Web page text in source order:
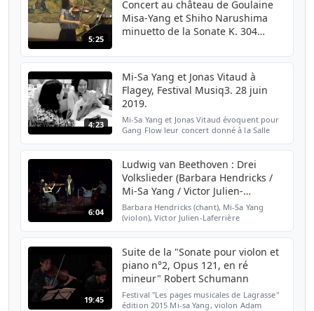
5:25
Concert au château de Goulaine
Misa-Yang et Shiho Narushima
minuetto de la Sonate K. 304
4:23
Mi-Sa Yang et Jonas Vitaud à
Flagey, Festival Musiq3. 28 juin
2019.
Mi-Sa Yang et Jonas Vitaud évoquent pour
Gang Flow leur concert donné à la Salle
piano de Mozart, e...
6:04
Ludwig van Beethoven : Drei
Volkslieder (Barbara Hendricks /
Mi-Sa Yang / Victor Julien-
Laferrièr...
Barbara Hendricks (chant), Mi-Sa Yang
(violon), Victor Julien-Laferrière
Schwedisches Wiegenlied ...
19:45
Suite de la "Sonate pour violon et
piano n°2, Opus 121, en ré
mineur" Robert Schumann
Festival "Les pages musicales de Lagrasse"
édition 2015 Mi-sa Yang, violon Adam